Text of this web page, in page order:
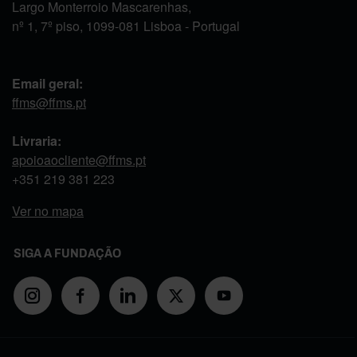
Largo Monterroio Mascarenhas,
nº 1, 7º piso, 1099-081 Lisboa - Portugal
Email geral:
ffms@ffms.pt
Livraria:
apoioaocliente@ffms.pt
+351 219 381 223
Ver no mapa
SIGA A FUNDAÇÃO